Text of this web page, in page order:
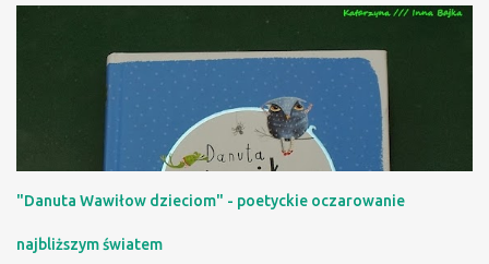
e
"Danuta Wawiłow dzieciom" - poetyckie oczarowanie
najbliższym światem